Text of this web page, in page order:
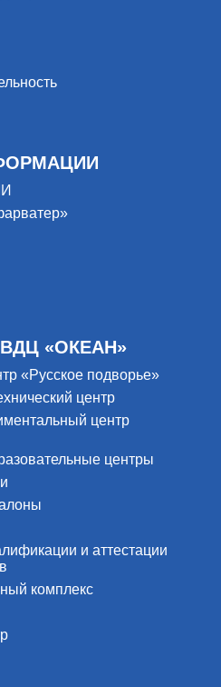
«ОКЕАН»
«Русское подворье»
центр
центр
центры
и аттестации
комплекс